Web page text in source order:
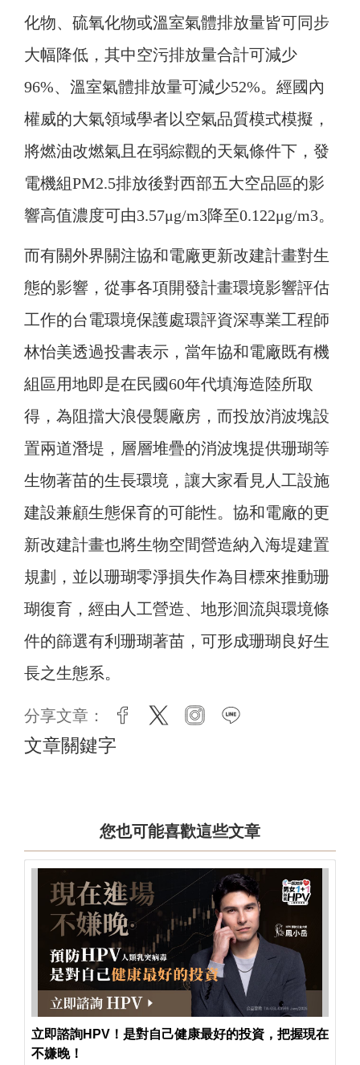
化物、硫氧化物或溫室氣體排放量皆可同步
大幅降低，其中空污排放量合計可減少
96%、溫室氣體排放量可減少52%。經國內
權威的大氣領域學者以空氣品質模式模擬，
將燃油改燃氣且在弱綜觀的天氣條件下，發
電機組PM2.5排放後對西部五大空品區的影
響高值濃度可由3.57μg/m3降至0.122μg/m3。
而有關外界關注協和電廠更新改建計畫對生
態的影響，從事各項開發計畫環境影響評估
工作的台電環境保護處環評資深專業工程師
林怡美透過投書表示，當年協和電廠既有機
組區用地即是在民國60年代填海造陸所取
得，為阻擋大浪侵襲廠房，而投放消波塊設
置兩道潛堤，層層堆疊的消波塊提供珊瑚等
生物著苗的生長環境，讓大家看見人工設施
建設兼顧生態保育的可能性。協和電廠的更
新改建計畫也將生物空間營造納入海堤建置
規劃，並以珊瑚零淨損失作為目標來推動珊
瑚復育，經由人工營造、地形洄流與環境條
件的篩選有利珊瑚著苗，可形成珊瑚良好生
長之生態系。
分享文章： facebook
twitter instagram
文章關鍵字
您也可能喜歡這些文章
立即諮詢HPV！是對自己健康最好的投資，把握現在
不嫌晚！